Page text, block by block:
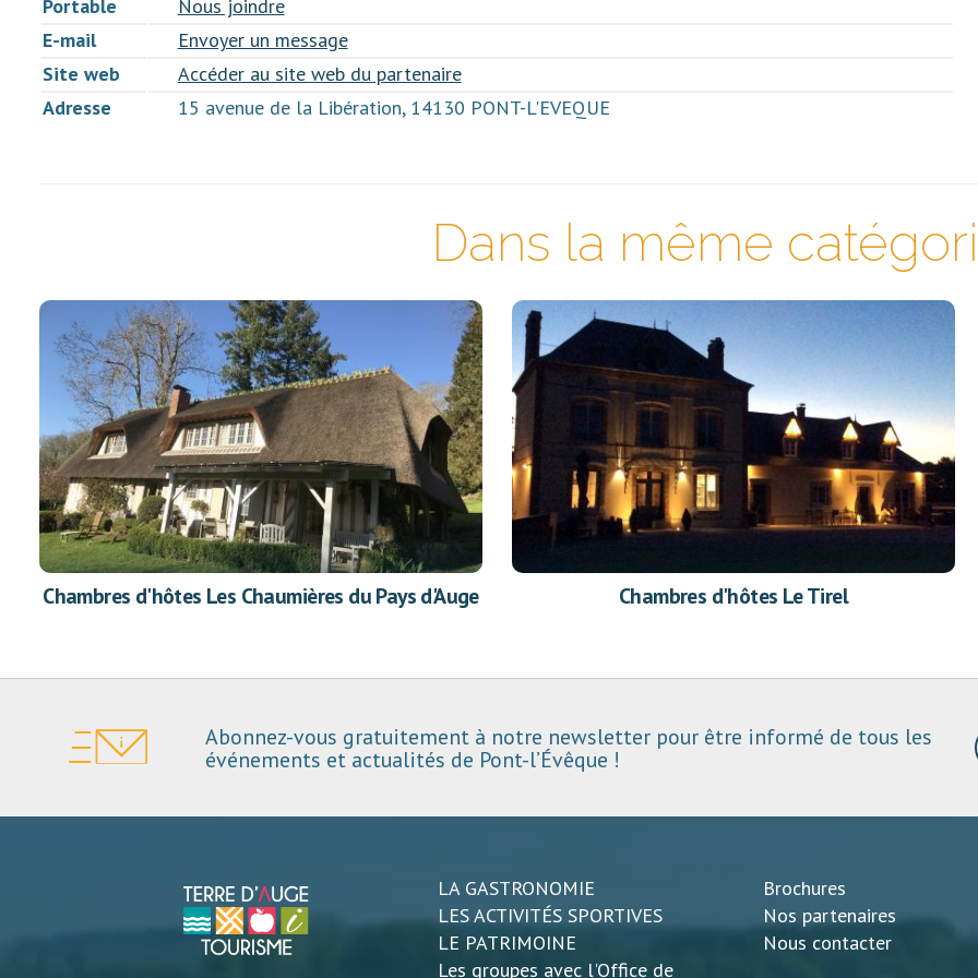
Portable
Nous joindre
E-mail
Envoyer un message
Site web
Accéder au site web du partenaire
Adresse
15 avenue de la Libération, 14130 PONT-L'EVEQUE
Dans la même
Chambres d'hôtes Les Chaumières du Pays d'Auge Chambres d'hôtes Le Tirel
Abonnez-vous gratuitement à notre newsletter pour être informé de tous les
événements et actualités de Pont-l’Évêque !
LA GASTRONOMIE
LES ACTIVITÉS SPORTIVES
LE PATRIMOINE
Les groupes avec l'Office de
Brochures
Nos partenaires
Nous contacter